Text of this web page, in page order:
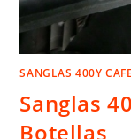
SANGLAS 400Y
Sanglas
Botellas